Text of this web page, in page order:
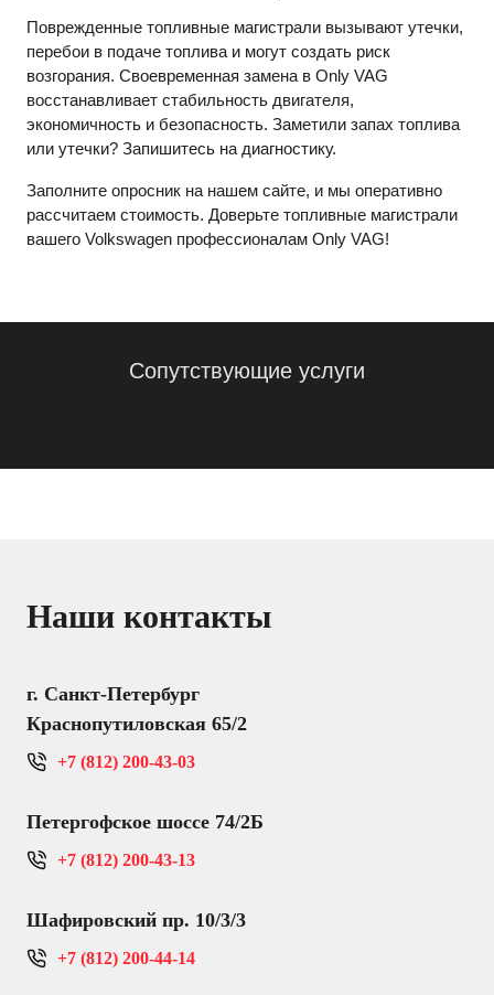
Поврежденные топливные магистрали вызывают утечки,
перебои в подаче топлива и могут создать риск
возгорания. Своевременная замена в Only VAG
восстанавливает стабильность двигателя,
экономичность и безопасность. Заметили запах топлива
или утечки? Запишитесь на диагностику.
Заполните опросник на нашем сайте, и мы оперативно
рассчитаем стоимость. Доверьте топливные магистрали
вашего Volkswagen профессионалам Only VAG!
Сопутствующие услуги
Наши контакты
г. Санкт-Петербург
Краснопутиловская 65/2
+7 (812) 200-43-03
Петергофское шоссе 74/2Б
+7 (812) 200-43-13
Шафировский пр. 10/3/3
+7 (812) 200-44-14